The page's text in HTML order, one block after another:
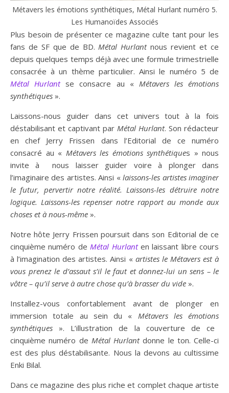
Métavers les émotions synthétiques, Métal Hurlant numéro 5.
Les Humanoïdes Associés
Plus besoin de présenter ce magazine culte tant pour les
fans de SF que de BD.Métal Hurlantnous revient et ce
depuis quelques temps déjà avec une formule trimestrielle
consacrée à un thème particulier. Ainsi le numéro 5 de
Métal Hurlant se consacre au « Métavers les émotions
synthétiques ».
Laissons-nous guider dans cet univers tout à la fois
déstabilisant et captivant par Métal Hurlant. Son rédacteur
en chef Jerry Frissen dans l’Editorial de ce numéro
consacré au « Métavers les émotions synthétiques » nous
invite à nous laisser guider voire à plonger dans
l’imaginaire des artistes. Ainsi «laissons-les artistes imaginer
le futur, pervertir notre réalité. Laissons-les détruire notre
logique. Laissons-les repenser notre rapport au monde aux
choses et à nous-même ».
Notre hôte Jerry Frissen poursuit dans son Editorial de ce
cinquième numéro deMétal Hurlant en laissant libre cours
à l’imagination des artistes. Ainsi « artistes le Métavers est à
vous prenez le d’assaut s’il le faut et donnez-lui un sens – le
vôtre – qu’il serve à autre chose qu’à brasser du vide ».
Installez-vous confortablement avant de plonger en
immersion totale au sein du « Métavers les émotions
synthétiques ». L’illustration de la couverture de ce
cinquième numéro de Métal Hurlantdonne le ton. Celle-ci
est des plus déstabilisante. Nous la devons au cultissime
Enki Bilal.
Dans ce magazine des plus riche et complet chaque artiste